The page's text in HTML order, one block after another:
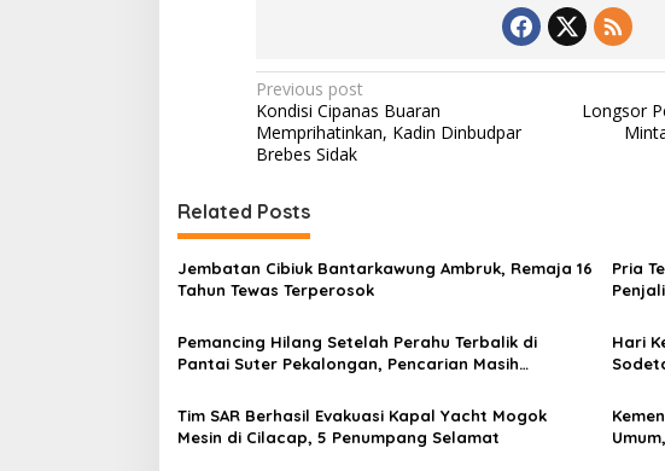
P
o
s
t
n
a
v
i
g
a
t
Previous post
Kondisi Cipanas Buaran
Memprihatinkan, Kadin Dinbudpar
Brebes Sidak
Longsor
Related Posts
Jembatan Cibiuk Bantarkawung Ambruk, Remaja 16
Tahun Tewas Terperosok
Pria
Pemancing Hilang Setelah Perahu Terbalik di
Pantai Suter Pekalongan, Pencarian Masih
Hari
Tim SAR Berhasil Evakuasi Kapal Yacht Mogok
Mesin di Cilacap, 5 Penumpang Selamat